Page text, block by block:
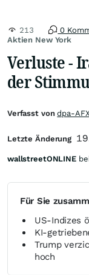
Aktien New York
213 0
Verluste -
der
Für Sie
US-Indizes
KI-
Trump
hoch
Verfasst vondpa-
Letzte Änderung
wallstreetONLINE